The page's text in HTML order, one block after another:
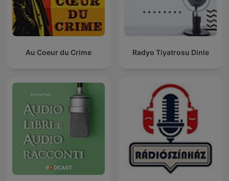
Au Coeur du Crime Radyo Tiyatrosu Dinle